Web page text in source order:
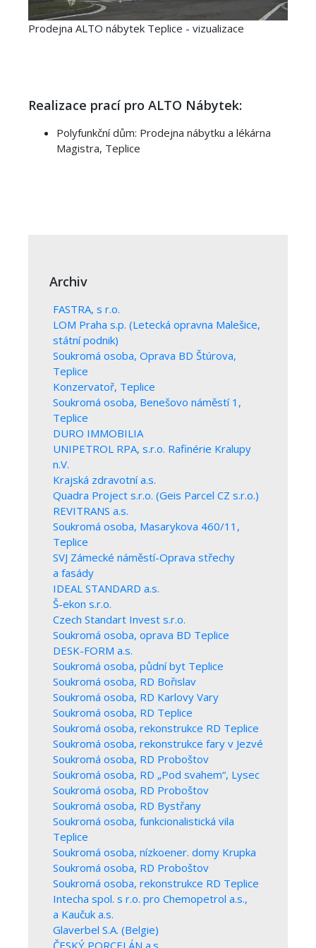
Archiv
FASTRA, s r.o.
LOM Praha s.p. (Letecká opravna Malešice,
státní podnik)
Soukromá osoba, Oprava BD Štúrova,
Teplice
Konzervatoř, Teplice
Soukromá osoba, Benešovo náměstí 1,
Teplice
DURO IMMOBILIA
UNIPETROL RPA, s.r.o. Rafinérie Kralupy
n.V.
Krajská zdravotní a.s.
Quadra Project s.r.o. (Geis Parcel CZ s.r.o.)
REVITRANS a.s.
Soukromá osoba, Masarykova 460/11,
Teplice
SVJ Zámecké náměstí-Oprava střechy
a fasády
IDEAL STANDARD a.s.
Š-ekon s.r.o.
Czech Standart Invest s.r.o.
Soukromá osoba, oprava BD Teplice
DESK-FORM a.s.
Soukromá osoba, půdní byt Teplice
Soukromá osoba, RD Bořislav
Soukromá osoba, RD Karlovy Vary
Soukromá osoba, RD Teplice
Soukromá osoba, rekonstrukce RD Teplice
Soukromá osoba, rekonstrukce fary v Jezvé
Soukromá osoba, RD Proboštov
Soukromá osoba, RD „Pod svahem“, Lysec
Soukromá osoba, RD Proboštov
Soukromá osoba, RD Bystřany
Soukromá osoba, funkcionalistická vila
Teplice
Soukromá osoba, nízkoener. domy Krupka
Soukromá osoba, RD Proboštov
Soukromá osoba, rekonstrukce RD Teplice
Intecha spol. s r.o. pro Chemopetrol a.s.,
a Kaučuk a.s.
Glaverbel S.A. (Belgie)
ČESKÝ PORCELÁN a.s.
Prodejna ALTO nábytek Teplice - vizualizace
Realizace prací pro ALTO Nábytek:
Polyfunkční dům: Prodejna nábytku a lékárna
Magistra, Teplice